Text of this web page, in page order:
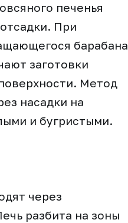
печенья
При
барабана
заготовки
Метод
насадки на
и бугристыми.
через
разбита на зоны